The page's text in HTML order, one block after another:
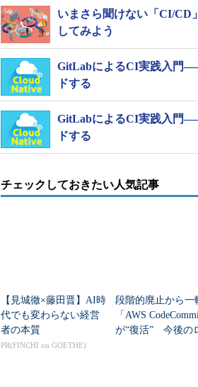
いまさら聞けない「CI/
してみよう
GitLabによるCI実践入門
ドする
GitLabによるCI実践入門
ドする
チェックしておきたい人気記事
【見城徹×藤田晋】AI時
代でも変わらない経営
者の本質
PR(FINCHI on GOETHE)
段階的廃止から一
「AWS
が“復活” 今後の